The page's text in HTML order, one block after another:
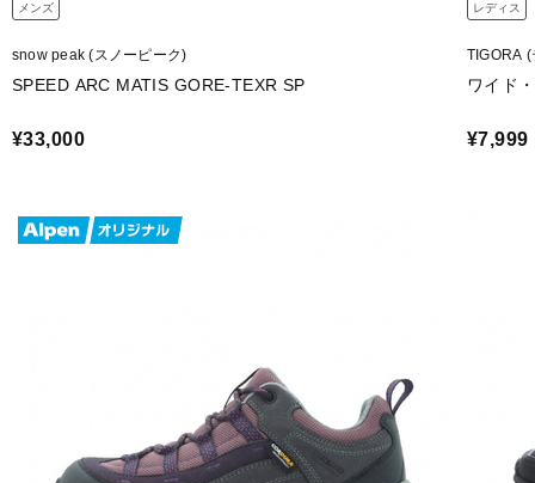
メンズ
snow peak (スノーピーク)
SPEED ARC MATIS GORE-TEXR SP
¥33,000
レディス
TIGORA
ワイド
¥7,999